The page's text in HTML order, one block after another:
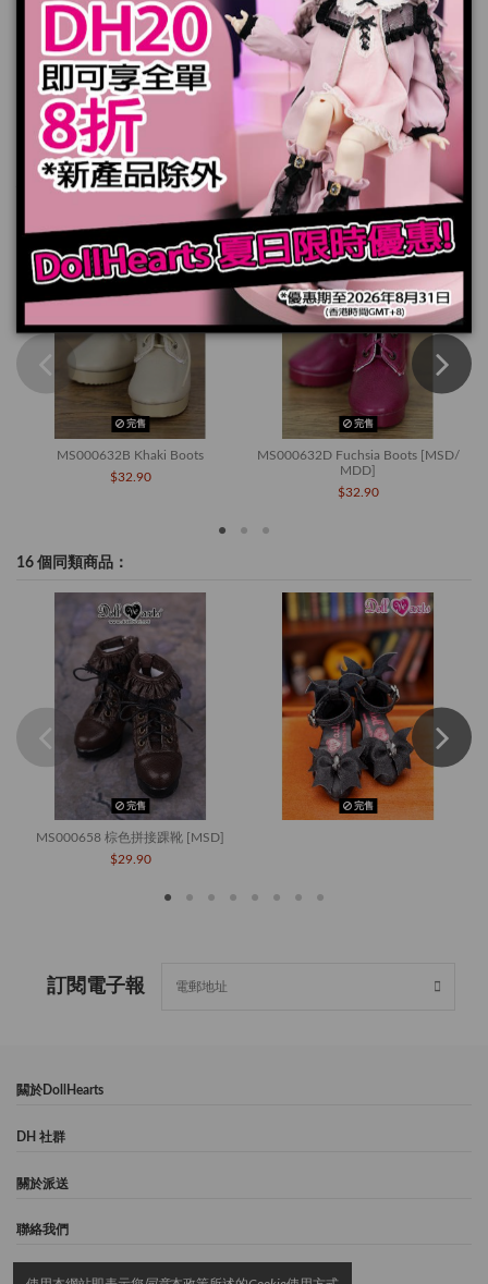
規格
您也可能喜歡
完售
MS000632B Khaki Boots
$32.90
完售
MS000632D Fuchsia Boots [MSD/
MDD]
$32.90
16 個同類商品：
完售
MS000658 棕色拼接踝靴 [MSD]
$29.90
完售
訂閱電子報
闗於DollHearts
DH 社群
關於派送
聯絡我們